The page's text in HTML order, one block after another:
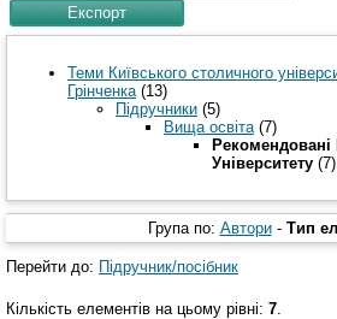
Теми Київського столичного
Грінченка (13)
Підручники (5)
Вища освіта (7)
Університету (7)
Група по: Автори- Тип
Перейти до: Підручник/посібник
Кількість елементів на цьому рівні: 7